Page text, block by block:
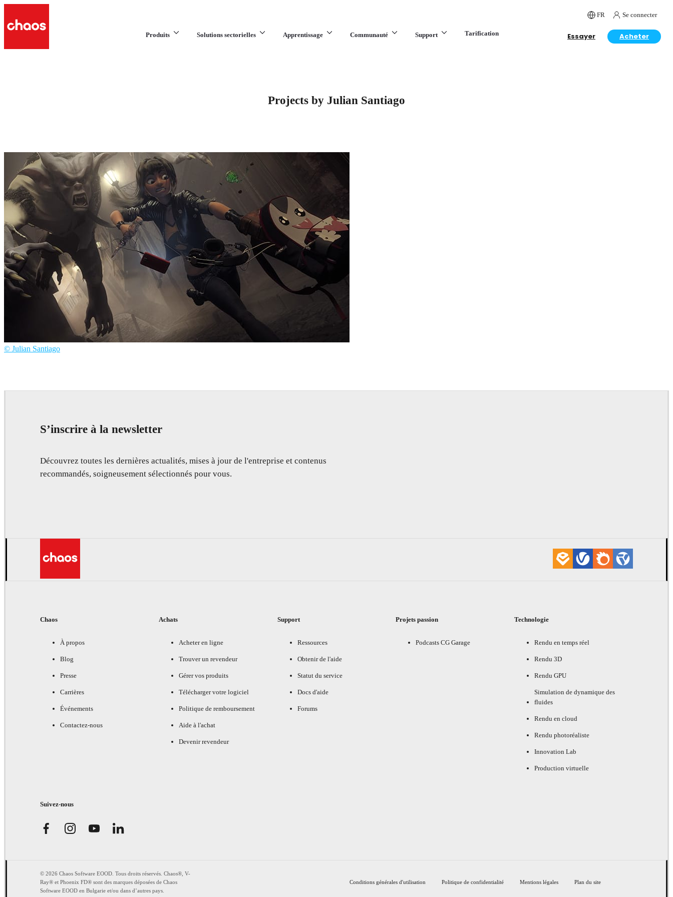
FR Se connecter
Produits Solutions sectorielles Apprentissage Communauté Support Tarification Essayer Acheter
Projects by Julian Santiago
© Julian Santiago
S’inscrire à la newsletter
Découvrez toutes les dernières actualités, mises à jour de l'entreprise et contenus
recommandés, soigneusement sélectionnés pour vous.
Chaos
À propos
Blog
Presse
Carrières
Événements
Contactez-nous
Achats
Acheter en ligne
Trouver un revendeur
Gérer vos produits
Télécharger votre logiciel
Politique de remboursement
Aide à l'achat
Devenir revendeur
Support
Ressources
Obtenir de l'aide
Statut du service
Docs d'aide
Forums
Projets passion
Podcasts CG Garage
Technologie
Rendu en temps réel
Rendu 3D
Rendu GPU
Simulation de dynamique des
fluides
Rendu en cloud
Rendu photoréaliste
Innovation Lab
Production virtuelle
Suivez-nous
© 2026 Chaos Software EOOD. Tous droits réservés. Chaos®, V-
Ray® et Phoenix FD® sont des marques déposées de Chaos
Software EOOD en Bulgarie et/ou dans d’autres pays.
Conditions générales d'utilisation Politique de confidentialité Mentions légales Plan du site